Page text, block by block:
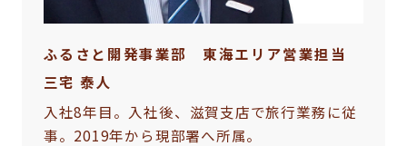
ふるさと開発事業部 東海エリア営業担当
三宅 泰人
入社8年目。入社後、滋賀支店で旅行業務に従
事。2019年から現部署へ所属。